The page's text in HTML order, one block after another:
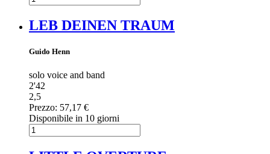
LEB DEINEN TRAUM
Guido Henn
solo voice and band
2'42
2,5
Prezzo: 57,17 €
Disponibile in 10 giorni